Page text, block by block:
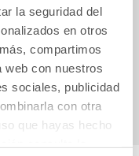
la seguridad del
en otros
compartimos
web con nuestros
sociales, publicidad
con otra
que hayas hecho